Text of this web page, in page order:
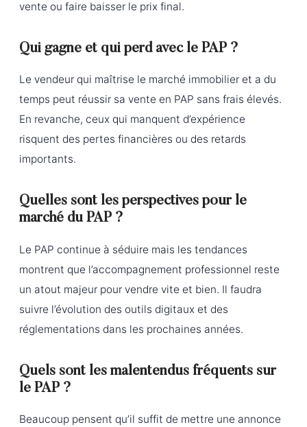
vente ou faire baisser le prix final.
Qui gagne et qui perd avec le PAP ?
Le vendeur qui maîtrise le marché immobilier et a du
temps peut réussir sa vente en PAP sans frais élevés.
En revanche, ceux qui manquent d’expérience
risquent des pertes financières ou des retards
importants.
Quelles sont les perspectives pour le
marché du PAP ?
Le PAP continue à séduire mais les tendances
montrent que l’accompagnement professionnel reste
un atout majeur pour vendre vite et bien. Il faudra
suivre l’évolution des outils digitaux et des
réglementations dans les prochaines années.
Quels sont les malentendus fréquents sur
le PAP ?
Beaucoup pensent qu’il suffit de mettre une annonce